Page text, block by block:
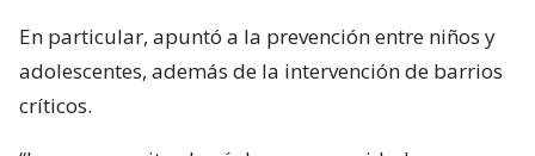
En particular, apuntó a la prevención entre niños y
adolescentes, además de la intervención de barrios
críticos.